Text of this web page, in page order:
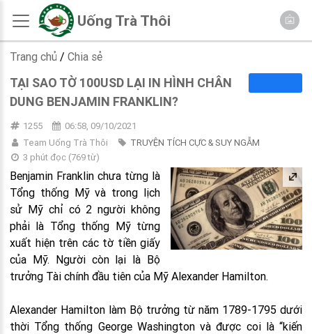
Uống Trà Thôi
Trang chủ / Chia sẻ
TẠI SAO TỜ 100USD LẠI IN HÌNH CHÂN
DUNG BENJAMIN FRANKLIN?
1255
06:58, 09/10/2021
Team Uống Trà Thôi
TRUYỆN TÍCH CỰC & SUY NGẪM
3 phút đọc(769từ)
Benjamin Franklin chưa từng là
Tổng thống Mỹ và trong lịch
sử Mỹ chỉ có 2 người không
phải là Tổng thống Mỹ từng
xuất hiện trên các tờ tiền giấy
của Mỹ. Người còn lại là Bộ
trưởng Tài chính đầu tiên của Mỹ Alexander Hamilton.
Alexander Hamilton làm Bộ trưởng từ năm 1789-1795 dưới
thời Tổng thống George Washington và được coi là “kiến